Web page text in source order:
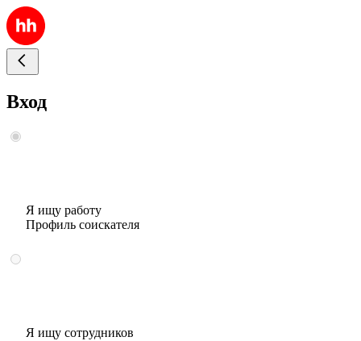
Вход
Я ищу работу
Профиль соискателя
Я ищу сотрудников